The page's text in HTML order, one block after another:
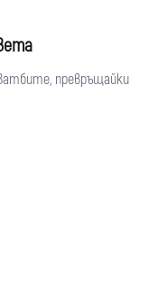
превръщайки